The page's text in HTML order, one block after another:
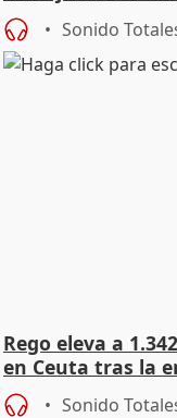
Sonido
Rego eleva a
en Ceuta tras la
Sonido